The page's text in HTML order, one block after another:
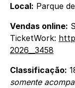
Local: Parque
Vendas online:
TicketWork:
2026__3458
Classificação:
somente